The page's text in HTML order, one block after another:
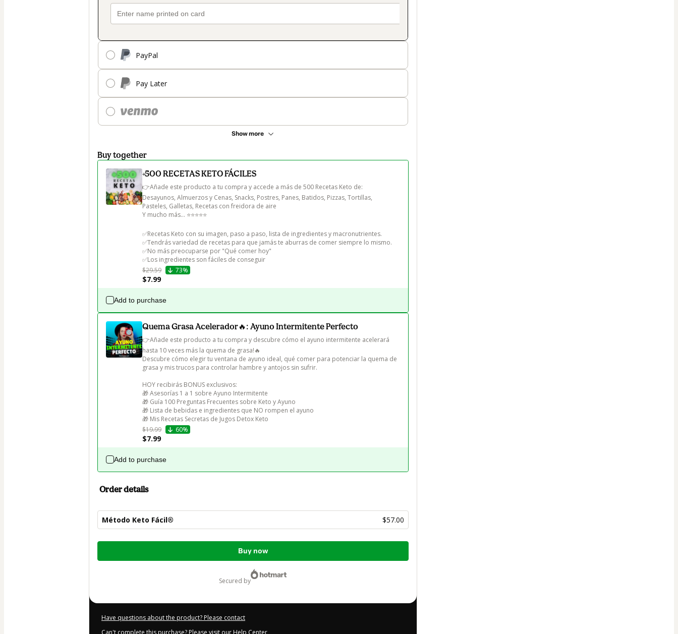
PayPal
Pay Later
Show more
Buy together
+500 RECETAS KETO FÁCILES
👉Añade este producto a tu compra y accede a más de 500 Recetas Keto de:
Desayunos, Almuerzos y Cenas, Snacks, Postres, Panes, Batidos, Pizzas, Tortillas,
Pasteles, Galletas, Recetas con freidora de aire
Y mucho más... ⭐⭐⭐⭐⭐
✅Recetas Keto con su imagen, paso a paso, lista de ingredientes y macronutrientes.
✅Tendrás variedad de recetas para que jamás te aburras de comer siempre lo mismo.
✅No más preocuparse por "Qué comer hoy"
✅Los ingredientes son fáciles de conseguir
$29.59
73%
$7.99
Add to purchase
Quema Grasa Acelerador🔥: Ayuno Intermitente Perfecto
👉Añade este producto a tu compra y descubre cómo el ayuno intermitente acelerará
hasta 10 veces más la quema de grasa!🔥
Descubre cómo elegir tu ventana de ayuno ideal, qué comer para potenciar la quema de
grasa y mis trucos para controlar hambre y antojos sin sufrir.
HOY recibirás BONUS exclusivos:
🎁 Asesorías 1 a 1 sobre Ayuno Intermitente
🎁 Guía 100 Preguntas Frecuentes sobre Keto y Ayuno
🎁 Lista de bebidas e ingredientes que NO rompen el ayuno
🎁 Mis Recetas Secretas de Jugos Detox Keto
$19.99
60%
$7.99
Add to purchase
Order details
Método Keto Fácil® $57.00
Total
Buy now
secured by
Have questions about the product? Please contact